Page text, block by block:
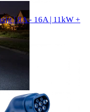
| 8A - 16A | 11kW +